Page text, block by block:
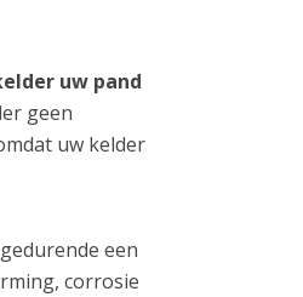
uw pand
geen
uw kelder
een
corrosie